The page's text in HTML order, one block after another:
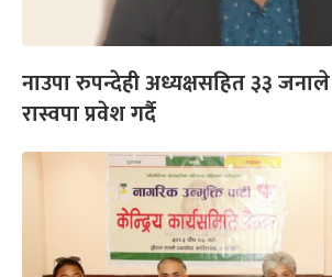
नाउपा रुपन्देही अध्यक्षसहित ३३ जनाले
रास्वपा प्रवेश गर्दै